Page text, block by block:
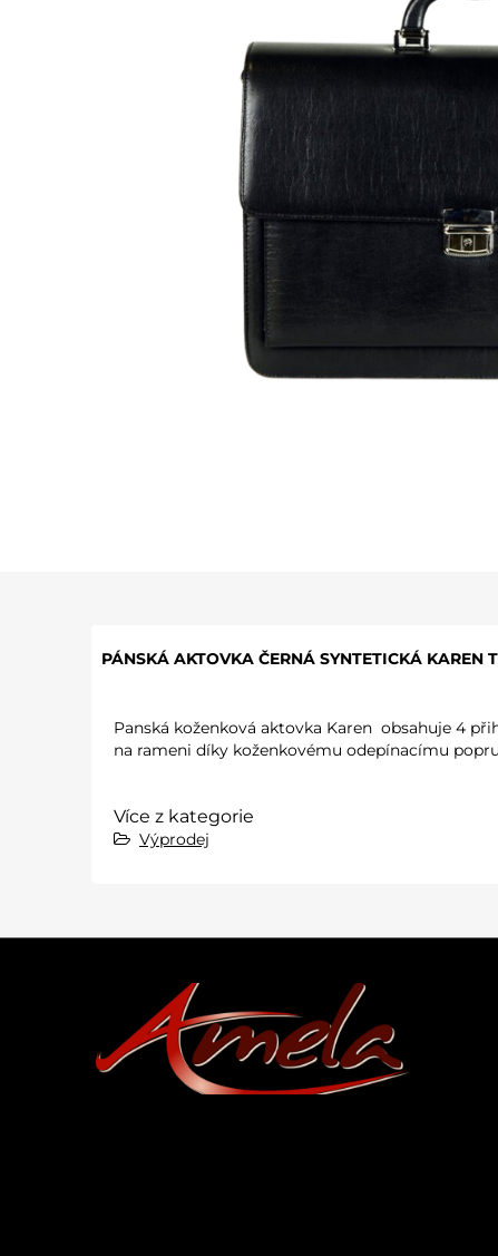
PÁNSKÁ AKTOVKA ČERNÁ SYNTETICKÁ KAREN
Panská koženková aktovka Karen obsahuje 4
na rameni díky koženkovému odepínacímu
Více z kategorie
Výprodej